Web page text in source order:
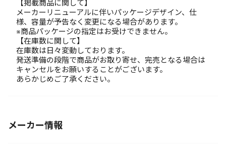
【掲載商品に関して】
メーカーリニューアルに伴いパッケージデザイン、仕
様、容量が予告なく変更になる場合があります。
※商品パッケージの指定はお受けできません。
【在庫数に関して】
在庫数は日々変動しております。
発送準備の段階で商品がお取り寄せ、完売となる場合は
キャンセルをお願いすることがございます。
あらかじめご了承ください。
メーカー情報